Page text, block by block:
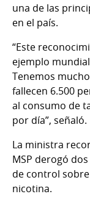
una de las
en el país.
“Este
ejemplo
Tenemos
fallecen 6.500
al consumo de
por día”, señaló.
La ministra
MSP derogó
de control
nicotina.